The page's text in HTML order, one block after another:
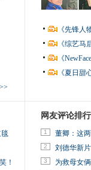
《先锋
《综艺
《
《夏日
毯
！
网友评论排行
1 董卿：这
2 刘德华新
3 为救母女